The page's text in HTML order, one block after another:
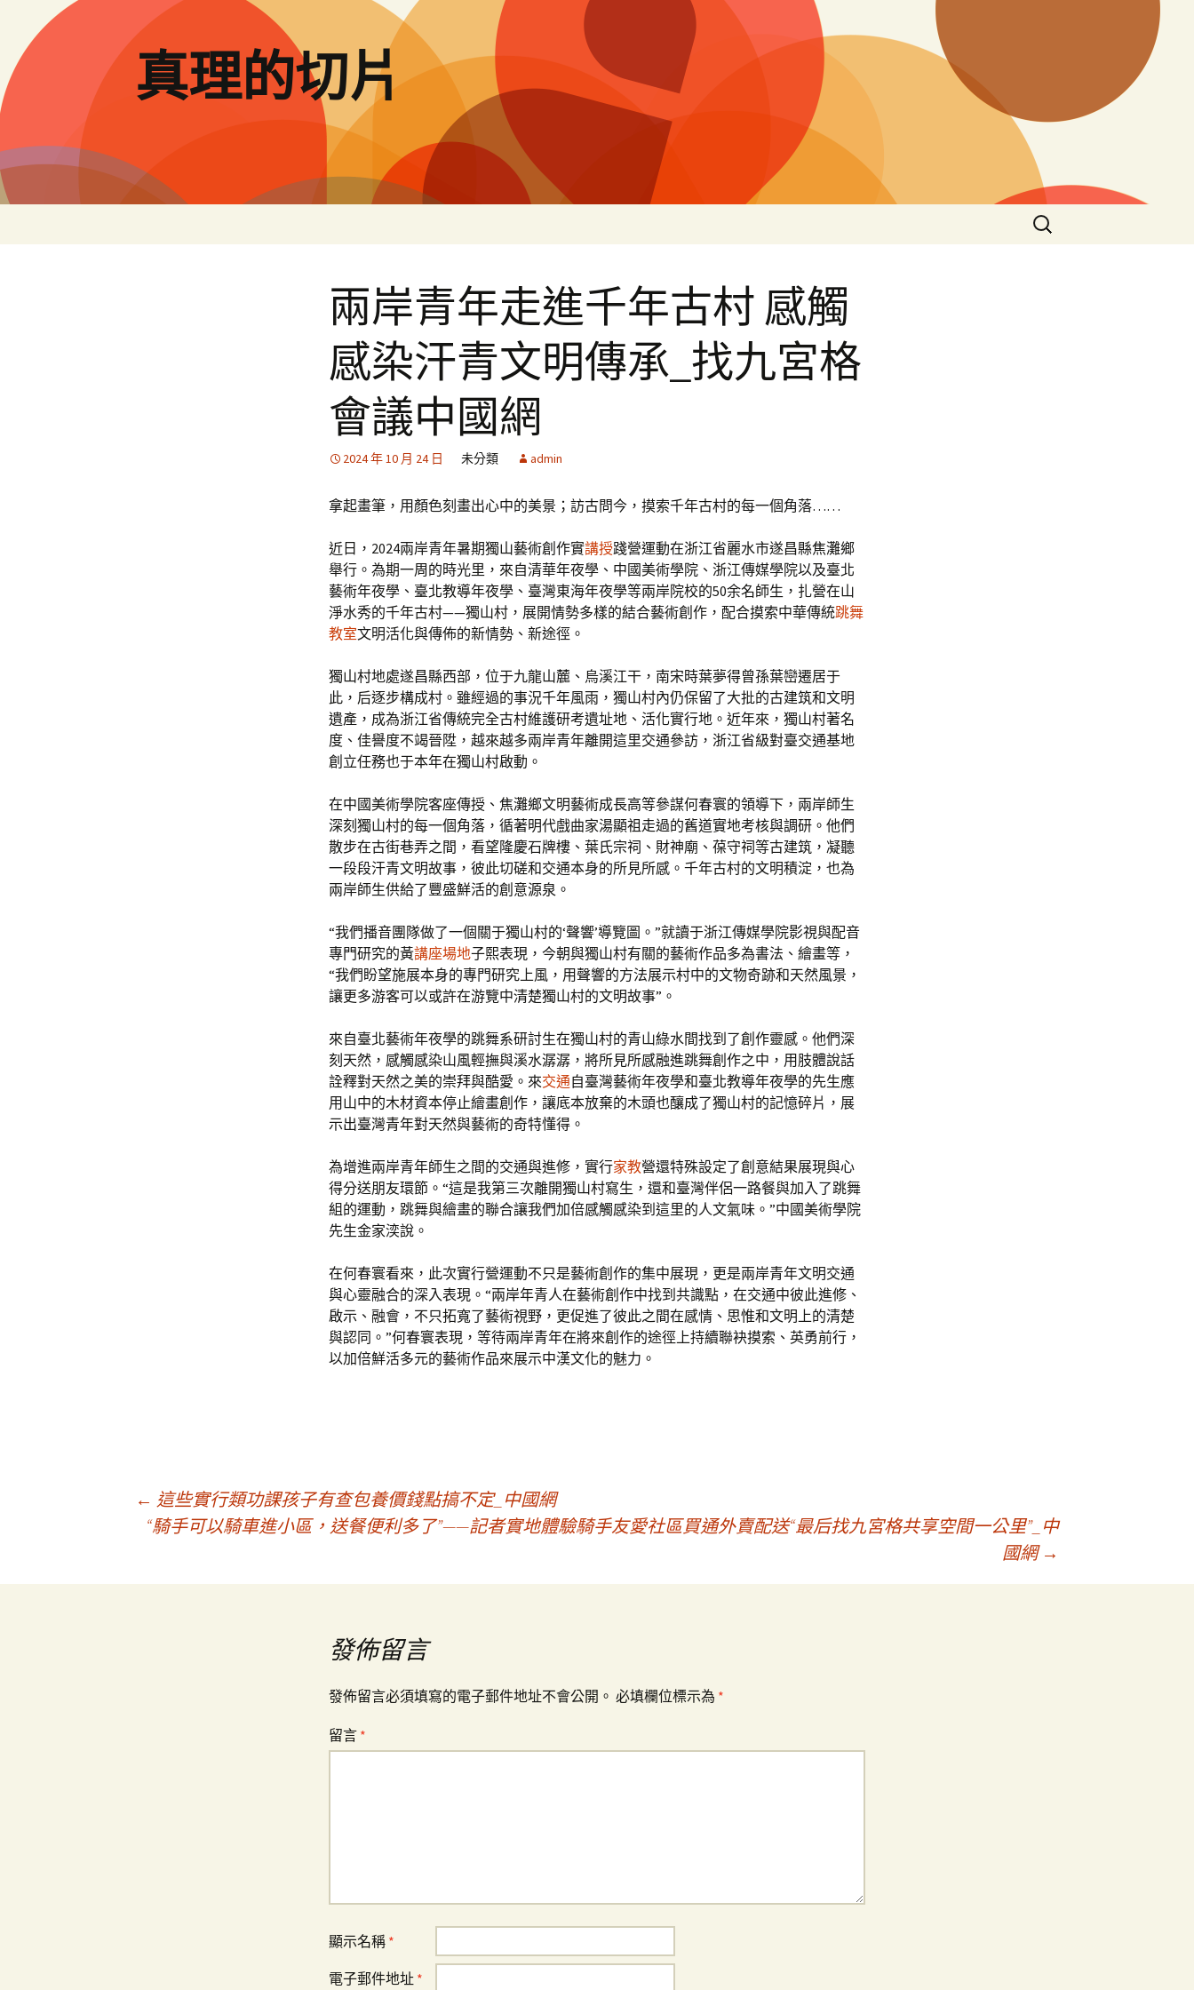
要
內
容
真理的切片
搜
尋
兩岸青年走進千年古村 感觸
感染汗青文明傳承_找九宮格
會議中國網
2024 年 10 月 24 日 未分類 admin
拿起畫筆，用顏色刻畫出心中的美景；訪古問今，摸索千年古村的每一個角落……
近日，2024兩岸青年暑期獨山藝術創作實講授踐營運動在浙江省麗水市遂昌縣焦灘鄉
舉行。為期一周的時光里，來自清華年夜學、中國美術學院、浙江傳媒學院以及臺北
藝術年夜學、臺北教導年夜學、臺灣東海年夜學等兩岸院校的50余名師生，扎營在山
淨水秀的千年古村——獨山村，展開情勢多樣的結合藝術創作，配合摸索中華傳統跳舞
教室文明活化與傳佈的新情勢、新途徑。
獨山村地處遂昌縣西部，位于九龍山麓、烏溪江干，南宋時葉夢得曾孫葉巒遷居于
此，后逐步構成村。雖經過的事況千年風雨，獨山村內仍保留了大批的古建筑和文明
遺產，成為浙江省傳統完全古村維護研考遺址地、活化實行地。近年來，獨山村著名
度、佳譽度不竭晉陞，越來越多兩岸青年離開這里交通參訪，浙江省級對臺交通基地
創立任務也于本年在獨山村啟動。
在中國美術學院客座傳授、焦灘鄉文明藝術成長高等參謀何春寰的領導下，兩岸師生
深刻獨山村的每一個角落，循著明代戲曲家湯顯祖走過的舊道實地考核與調研。他們
散步在古街巷弄之間，看望隆慶石牌樓、葉氏宗祠、財神廟、葆守祠等古建筑，凝聽
一段段汗青文明故事，彼此切磋和交通本身的所見所感。千年古村的文明積淀，也為
兩岸師生供給了豐盛鮮活的創意源泉。
“我們播音團隊做了一個關于獨山村的‘聲響’導覽圖。”就讀于浙江傳媒學院影視與配音
專門研究的黃講座場地子熙表現，今朝與獨山村有關的藝術作品多為書法、繪畫等，
“我們盼望施展本身的專門研究上風，用聲響的方法展示村中的文物奇跡和天然風景，
讓更多游客可以或許在游覽中清楚獨山村的文明故事”。
來自臺北藝術年夜學的跳舞系研討生在獨山村的青山綠水間找到了創作靈感。他們深
刻天然，感觸感染山風輕撫與溪水潺潺，將所見所感融進跳舞創作之中，用肢體說話
詮釋對天然之美的崇拜與酷愛。來交通自臺灣藝術年夜學和臺北教導年夜學的先生應
用山中的木材資本停止繪畫創作，讓底本放棄的木頭也釀成了獨山村的記憶碎片，展
示出臺灣青年對天然與藝術的奇特懂得。
為增進兩岸青年師生之間的交通與進修，實行家教營還特殊設定了創意結果展現與心
得分送朋友環節。“這是我第三次離開獨山村寫生，還和臺灣伴侶一路餐與加入了跳舞
組的運動，跳舞與繪畫的聯合讓我們加倍感觸感染到這里的人文氣味。”中國美術學院
先生金家湙說。
在何春寰看來，此次實行營運動不只是藝術創作的集中展現，更是兩岸青年文明交通
與心靈融合的深入表現。“兩岸年青人在藝術創作中找到共識點，在交通中彼此進修、
啟示、融會，不只拓寬了藝術視野，更促進了彼此之間在感情、思惟和文明上的清楚
與認同。”何春寰表現，等待兩岸青年在將來創作的途徑上持續聯袂摸索、英勇前行，
以加倍鮮活多元的藝術作品來展示中漢文化的魅力。
← 這些實行類功課孩子有查包養價錢點搞不定_中國網
“騎手可以騎車進小區，送餐便利多了”——記者實地體驗騎手友愛社區買通外賣配送“最后找九宮格共享空間一公里”_中
國網 →
發佈留言
發佈留言必須填寫的電子郵件地址不會公開。 必填欄位標示為 *
留言 *
顯示名稱 *
電子郵件地址 *